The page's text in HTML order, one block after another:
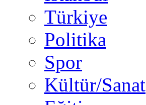
Türkiye
Politika
Spor
Kültür/Sanat